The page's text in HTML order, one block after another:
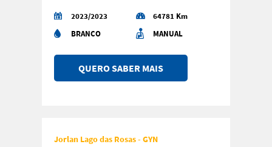
2023/2023
64781 Km
BRANCO
MANUAL
QUERO SABER MAIS
Jorlan Lago das Rosas - GYN